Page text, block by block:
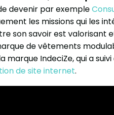
devenir par exemple
les missions qui les
son savoir est valorisant
de vêtements
marque IndeciZe, qui a
de site internet.